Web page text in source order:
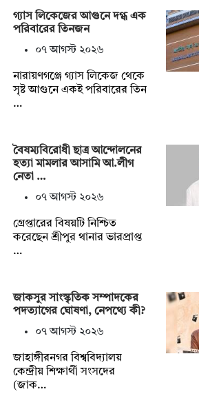
গ্যাস লিকেজের আগুনে দগ্ধ এক
পরিবারের তিনজন
০৭ আগস্ট ২০২৬
নারায়ণগঞ্জে গ্যাস লিকেজ থেকে
সৃষ্ট আগুনে একই পরিবারের তিন
…
বৈষম্যবিরোধী ছাত্র আন্দোলনের
হত্যা মামলার আসামি আ.লীগ
নেতা …
০৭ আগস্ট ২০২৬
গ্রেপ্তারের বিষয়টি নিশ্চিত
করেছেন শ্রীপুর থানার ভারপ্রাপ্ত
…
জাকসুর সাংস্কৃতিক সম্পাদকের
পদত্যাগের ঘোষণা, নেপথ্যে কী?
০৭ আগস্ট ২০২৬
জাহাঙ্গীরনগর বিশ্ববিদ্যালয়
কেন্দ্রীয় শিক্ষার্থী সংসদের
(জাক…